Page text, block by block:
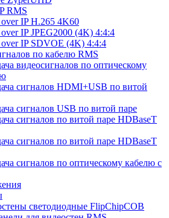
RMS
IP H.265 4K60
IP JPEG2000 (4K) 4:4:4
IP SDVOE (4K) 4:4:4
по кабелю RMS
видеосигналов по оптическому
сигналов HDMI+USB по витой
сигналов USB по витой паре
сигналов по витой паре HDBaseT
сигналов по витой паре HDBaseT
сигналов по оптическому кабелю с
светодиодные FlipChipCOB